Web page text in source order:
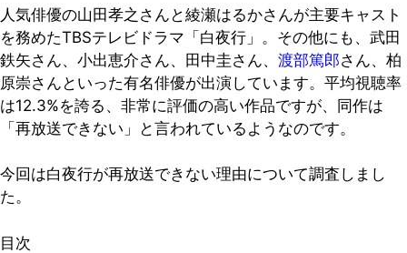
人気俳優の山田孝之さんと綾瀬はるかさんが主要キャスト
を務めたTBSテレビドラマ「白夜行」。その他にも、武田
鉄矢さん、小出恵介さん、田中圭さん、 渡部篤郎さん、柏
原崇さんといった有名俳優が出演しています。平均視聴率
は12.3%を誇る、非常に評価の高い作品ですが、同作は
「再放送できない」と言われているようなのです。
今回は白夜行が再放送できない理由について調査しまし
た。
目次